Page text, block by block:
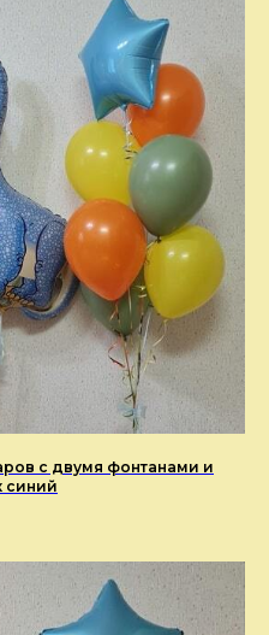
с двумя фонтанами и
синий